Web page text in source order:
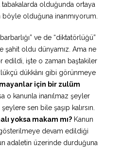
olduğunda ortaya
böyle olduğuna inanmıyorum.
ve de “diktatörlüğü”
şahit oldu dünyamız. Ama ne
edildi, işte o zaman baştakiler
dükkânı gibi görünmeye
için bir zulüm
o kanunla inanılmaz şeyler
sen bile şaşıp kalırsın.
yoksa makam mı? Kanun
gösterilmeye devam edildiği
adaletin üzerinde durduğuna